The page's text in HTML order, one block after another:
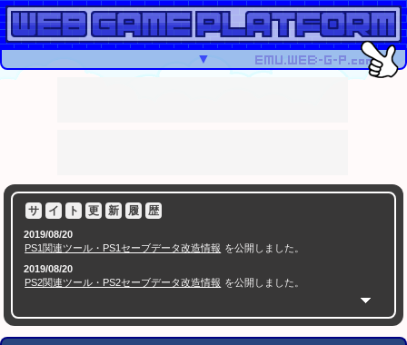
▼
サ イ ト 更 新 履 歴
2019/08/20
PS1関連ツール・PS1セーブデータ改造情報 を公開しました。
2019/08/20
PS2関連ツール・PS2セーブデータ改造情報 を公開しました。
PSPセーブエディターを公開
2016/07/09